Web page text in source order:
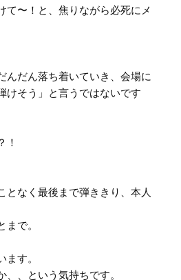
て〜！と、焦りながら必死にメ
んだん落ち着いていき、会場に
けそう」と言うではないです
！
となく最後まで弾ききり、本人
で。
す。
、という気持ちです。